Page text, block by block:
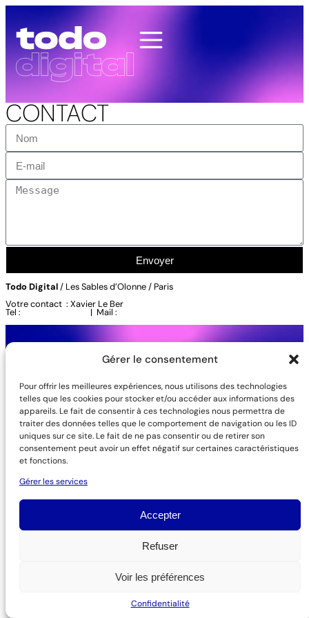
Gérer le consentement
Pour offrir les meilleures expériences, nous utilisons des technologies
telles que les cookies pour stocker et/ou accéder aux informations des
appareils. Le fait de consentir à ces technologies nous permettra de
traiter des données telles que le comportement de navigation ou les ID
uniques sur ce site. Le fait de ne pas consentir ou de retirer son
consentement peut avoir un effet négatif sur certaines caractéristiques
et fonctions.
Gérer les services
Accepter
Refuser
Voir les préférences
Confidentialité
CONTACT
Envoyer
Todo Digital/ Les Sables d’Olonne / Paris
Votre contact : Xavier Le Ber
Tel : | Mail :
Contact
Talents